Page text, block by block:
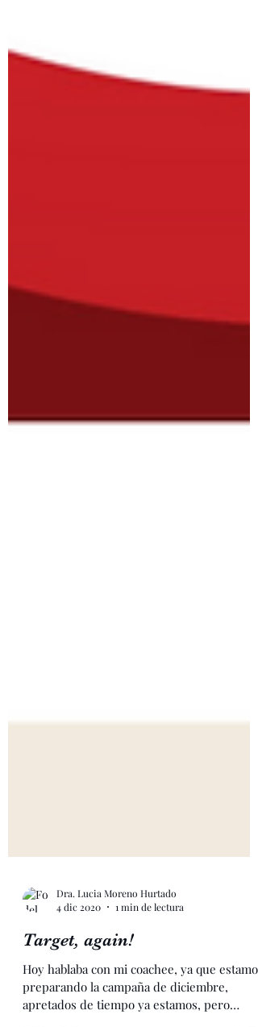
4 dic 2020
1 min de lectura
Target, again!
Hoy hablaba con mi coachee, ya que estamos